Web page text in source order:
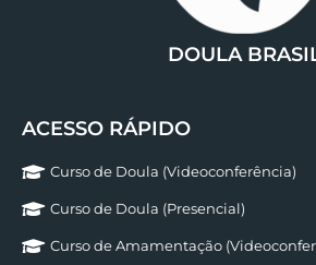
DOULA
ACESSO RÁPIDO
Curso de Doula (Videoconferência)
Curso de Doula (Presencial)
Curso de Amamentação